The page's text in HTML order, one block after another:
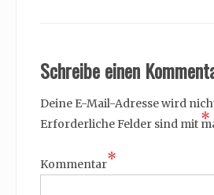
Schreibe einen
Deine E-Mail-Adresse wird
Erforderliche Felder sind mit *
Kommentar*